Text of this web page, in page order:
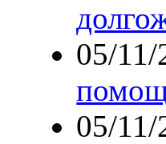
05/11/
05/11/